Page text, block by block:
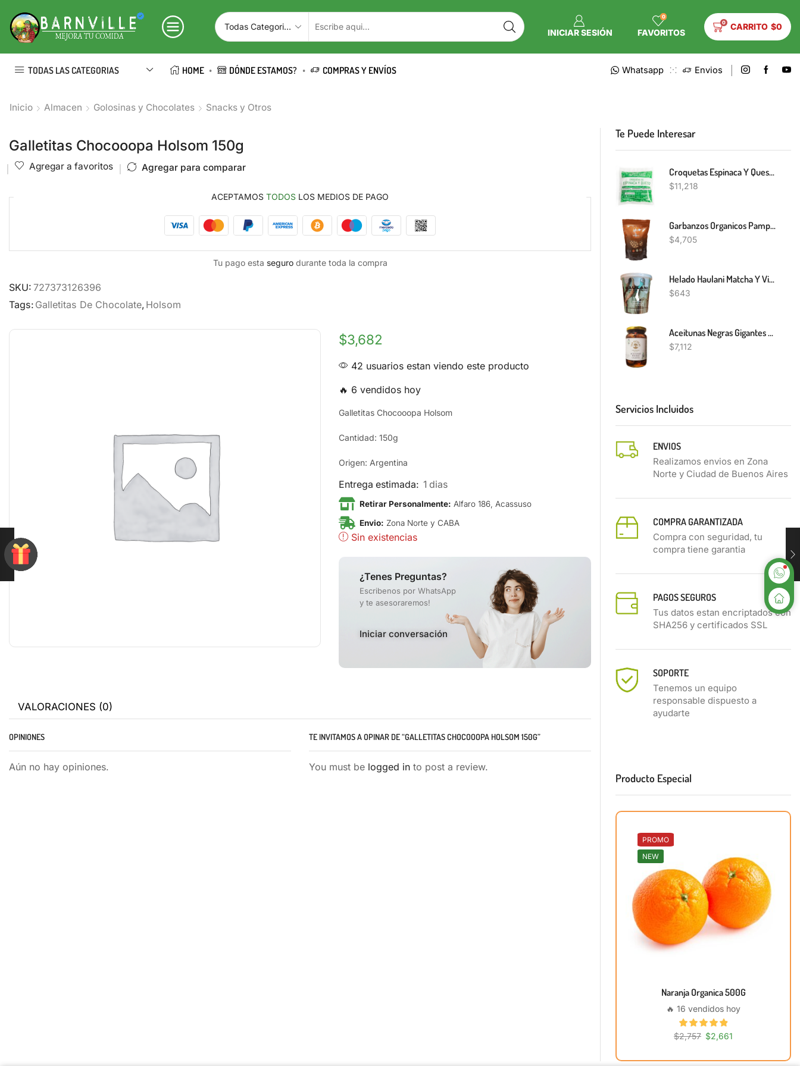
INICIAR SESIÓN
0
FAVORITOS
0 CARRITO $0
TODAS LAS CATEGORIAS HOME DÓNDE ESTAMOS? COMPRAS Y ENVÍOS Whatsapp Envios
Inicio Almacen Golosinas y Chocolates Snacks y Otros
Galletitas Chocooopa Holsom 150g
Agregar a favoritos Agregar para comparar
ACEPTAMOS TODOS LOS MEDIOS DE PAGO
Tu pago esta segurodurante toda la compra
SKU: 727373126396
Tags: Galletitas De Chocolate, Holsom
$3,682
42 usuarios estan viendo este producto
🔥 6 vendidos hoy
Galletitas Chocooopa Holsom
Cantidad: 150g
Origen: Argentina
Entrega estimada: 1 dias
Retirar Personalmente: Alfaro 186, Acassuso
Envio: Zona Norte y CABA
Sin existencias
¿Tenes Preguntas?
Escribenos por WhatsApp
y te asesoraremos!
Iniciar conversación
VALORACIONES (0)
OPINIONES
Aún no hay opiniones.
TE INVITAMOS A OPINAR DE “GALLETITAS CHOCOOOPA HOLSOM 150G”
You must be logged in to post a review.
Te Puede Interesar
Croquetas Espinaca Y Queso The Healthy Kitchen 300g
$11,218
Garbanzos Organicos Pampas Grains 450g
$4,705
Helado Haulani Matcha Y Vinilla 500Ml
$643
Aceitunas Negras Gigantes Organicas San Nicolas 250g
$7,112
Servicios Incluidos
ENVIOS
Realizamos envios en Zona
Norte y Ciudad de Buenos Aires
COMPRA GARANTIZADA
Compra con seguridad, tu
compra tiene garantia
PAGOS SEGUROS
Tus datos estan encriptados con
SHA256 y certificados SSL
SOPORTE
Tenemos un equipo
responsable dispuesto a
ayudarte
Producto Especial
PROMO
NEW
Naranja Organica 500G
🔥 16 vendidos hoy
$2,757 $2,661